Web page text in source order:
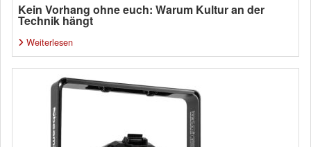
Kein Vorhang ohne euch: Warum Kultur an der
Technik hängt
Weiterlesen